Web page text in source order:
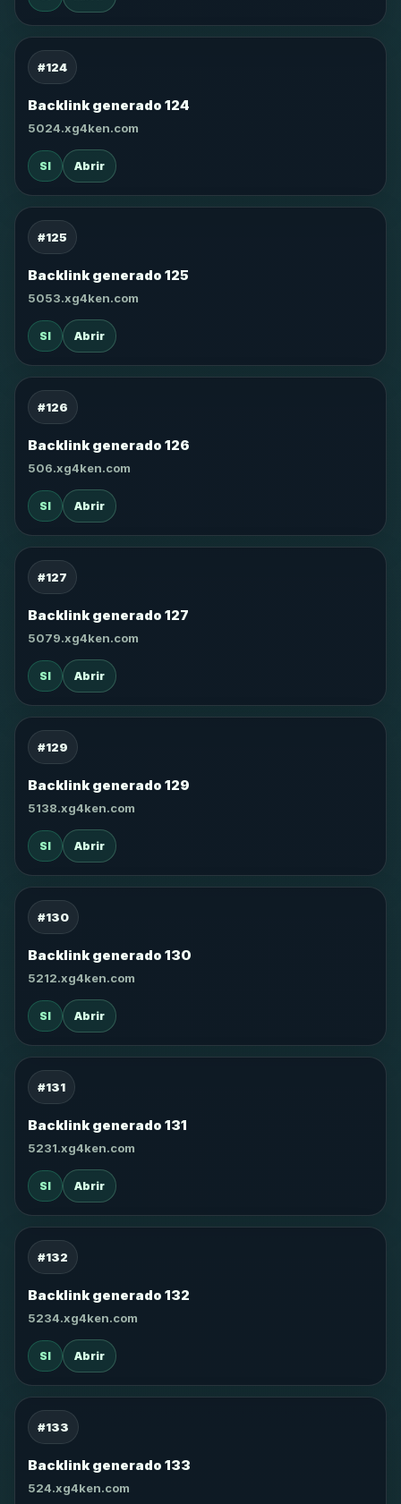
#124
Backlink generado 124
5024.xg4ken.com
SI Abrir
#125
Backlink generado 125
5053.xg4ken.com
SI Abrir
#126
Backlink generado 126
506.xg4ken.com
SI Abrir
#127
Backlink generado 127
5079.xg4ken.com
SI Abrir
#129
Backlink generado 129
5138.xg4ken.com
SI Abrir
#130
Backlink generado 130
5212.xg4ken.com
SI Abrir
#131
Backlink generado 131
5231.xg4ken.com
SI Abrir
#132
Backlink generado 132
5234.xg4ken.com
SI Abrir
#133
Backlink generado 133
524.xg4ken.com